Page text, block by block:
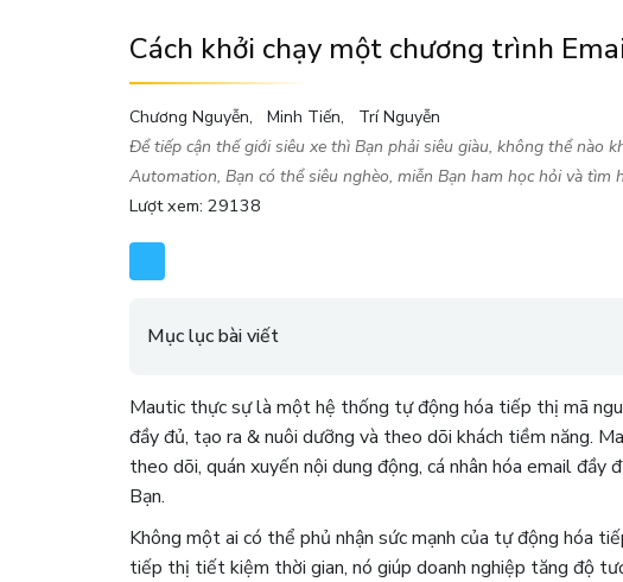
Cách khởi chạy một chương trình
Chương Nguyễn Minh Tiến
Trí Nguyễn
Để tiếp cận thế giới siêu xe thì Bạn phải siêu giàu, không thể nào
Automation, Bạn có thể siêu nghèo, miễn Bạn ham học hỏi và tìm
Lượt xem: 29138
Mục lục bài viết
Mautic thực sự là một hệ thống tự động hóa tiếp thị mã
đầy đủ, tạo ra & nuôi dưỡng và theo dõi khách tiềm năng.
theo dõi, quán xuyến nội dung động, cá nhân hóa email
Bạn.
Không một ai có thể phủ nhận sức mạnh của tự động hóa
tiếp thị tiết kiệm thời gian, nó giúp doanh nghiệp tăng độ